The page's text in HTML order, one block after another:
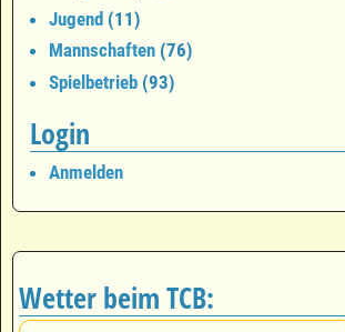
Jugend (11)
Mannschaften (76)
Spielbetrieb (93)
Login
Anmelden
Wetter beim TCB: